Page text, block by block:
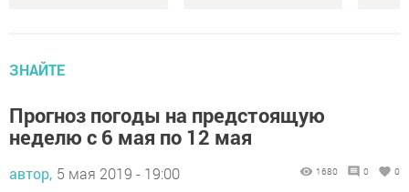
ЗНАЙТЕ
Прогноз погоды на предстоящую
неделю с 6 мая по 12 мая
автор, 5 мая 2019 - 19:00 1680 0 0